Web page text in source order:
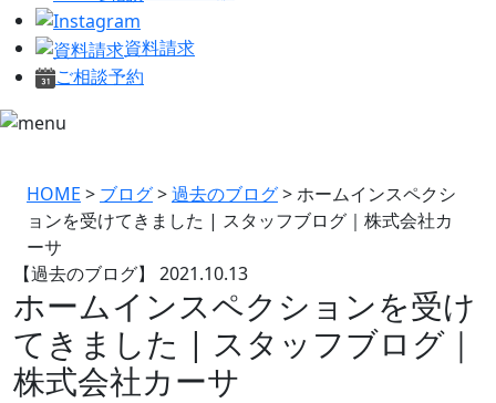
資料請求
ご相談予約
HOME > ブログ>過去のブログ>ホームインスペクシ
ョンを受けてきました | スタッフブログ｜株式会社カ
ーサ
【過去のブログ】 2021.10.13
ホームインスペクションを受け
てきました | スタッフブログ｜
株式会社カーサ